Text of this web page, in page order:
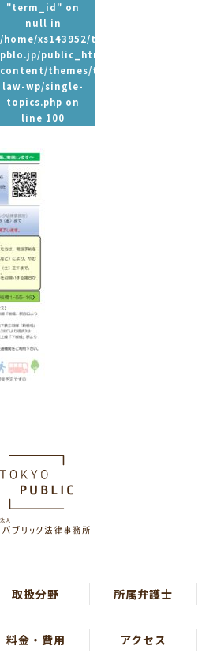
"term_id" on
null in
/home/xs143952/t-
pblo.jp/public_html/wp-
content/themes/tpbc-
law-wp/single-
topics.php on
line 100
取扱分野 所属弁護士
料金・費用 アクセス